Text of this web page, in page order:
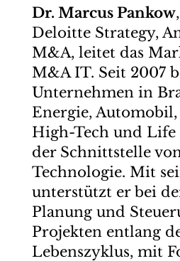
Dr. Marcus Pankow
Deloitte Strategy,
M&A, leitet das
M&A IT. Seit 2007
Unternehmen in
Energie, Automobil,
High-Tech und Life
der Schnittstelle
Technologie. Mit
unterstützt er bei
Planung und
Projekten entlang
Lebenszyklus, mit